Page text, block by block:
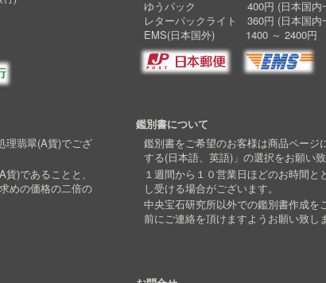
ゆうパック 400円 (日本国内
レターパックライト 360円 (日本国内
EMS(日本国外) 1400 ～ 2400円
理翡翠(A貨)でござ
)であることと、
めの価格の二倍の
鑑別書について
鑑別書をご希望のお客様は商品ページ
する(日本語、英語)」の選択をお願い致
１週間から１０営業日ほどのお時間と
し受ける場合がございます。
中央宝石研究所以外での鑑別書作成を
前にご連絡を頂けますようお願い致し